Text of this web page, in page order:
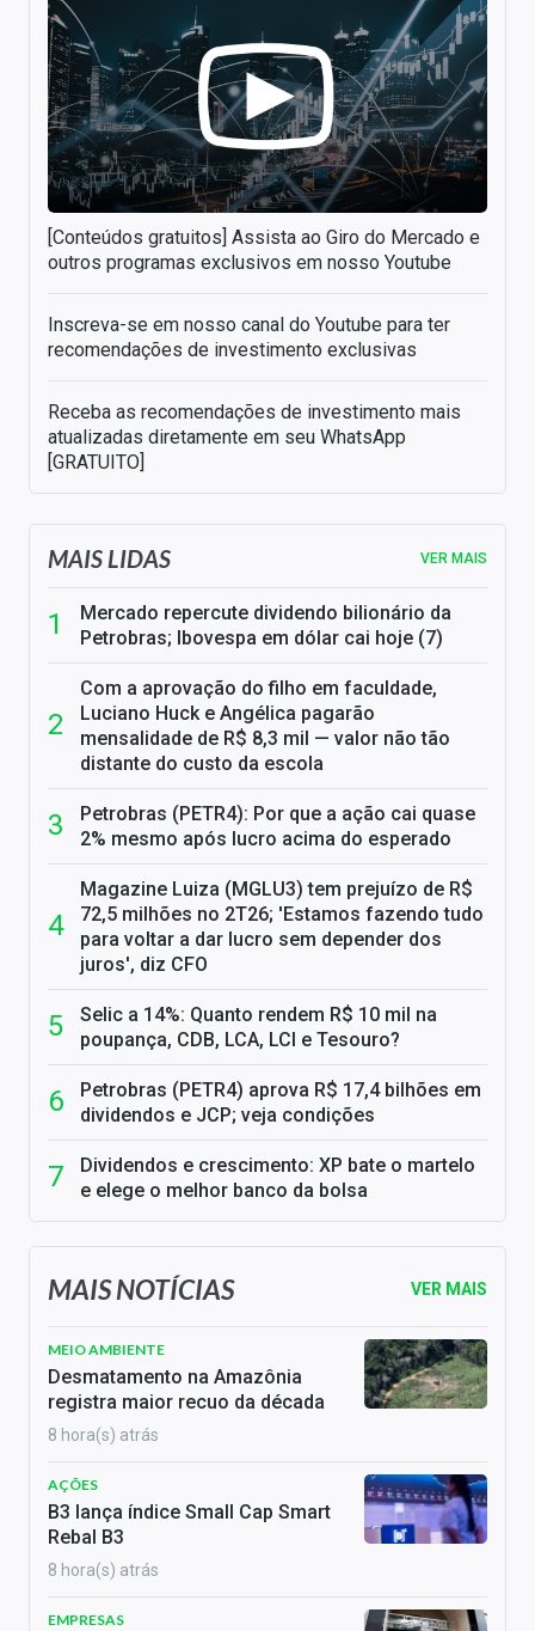
[Conteúdos gratuitos] Assista ao Giro do Mercado e
outros programas exclusivos em nosso Youtube
Inscreva-se em nosso canal do Youtube para ter
recomendações de investimento exclusivas
Receba as recomendações de investimento mais
atualizadas diretamente em seu WhatsApp
[GRATUITO]
MAIS LIDAS VER MAIS
Mercado repercute dividendo bilionário da
Petrobras; Ibovespa em dólar cai hoje (7)
Com a aprovação do filho em faculdade,
Luciano Huck e Angélica pagarão
mensalidade de R$ 8,3 mil — valor não tão
distante do custo da escola
Petrobras (PETR4): Por que a ação cai quase
2% mesmo após lucro acima do esperado
Magazine Luiza (MGLU3) tem prejuízo de R$
72,5 milhões no 2T26; 'Estamos fazendo tudo
para voltar a dar lucro sem depender dos
juros', diz CFO
Selic a 14%: Quanto rendem R$ 10 mil na
poupança, CDB, LCA, LCI e Tesouro?
Petrobras (PETR4) aprova R$ 17,4 bilhões em
dividendos e JCP; veja condições
Dividendos e crescimento: XP bate o martelo
e elege o melhor banco da bolsa
MAIS NOTÍCIAS VER MAIS
MEIO AMBIENTE
Desmatamento na Amazônia
registra maior recuo da década
8 hora(s) atrás
AÇÕES
B3 lança índice Small Cap Smart
Rebal B3
8 hora(s) atrás
EMPRESAS